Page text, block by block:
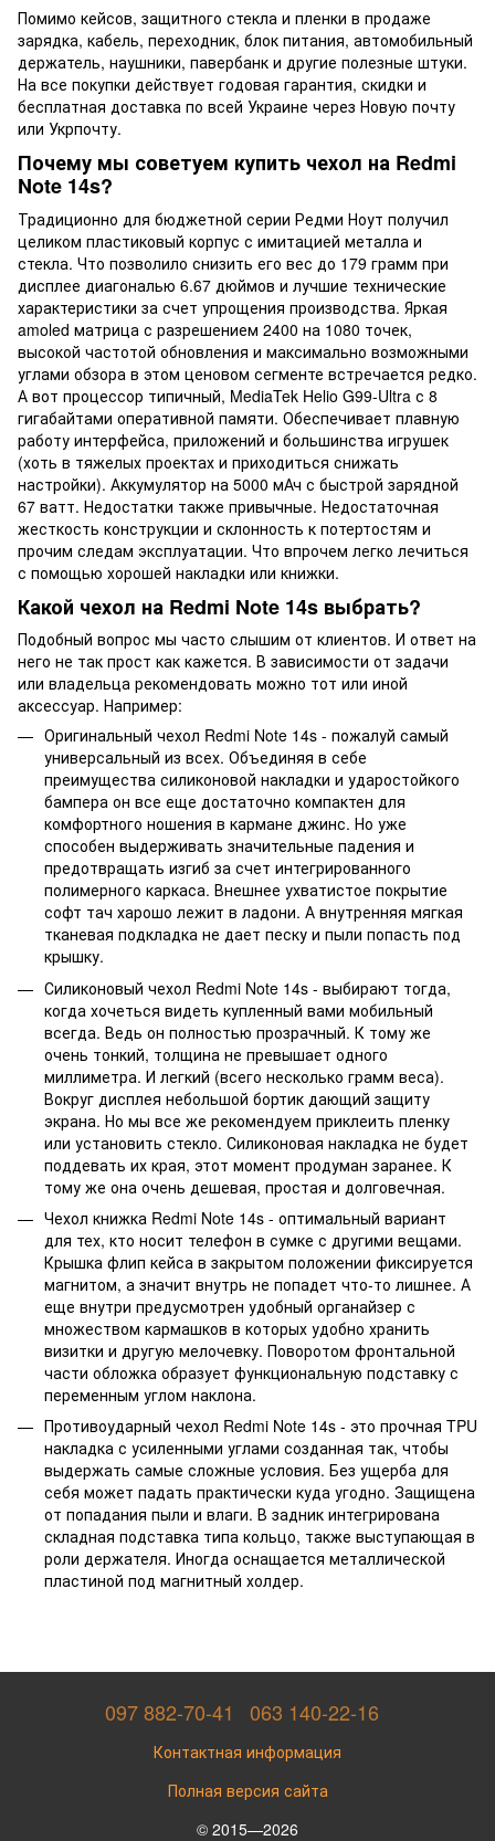
Помимо кейсов, защитного стекла и пленки в продаже
зарядка, кабель, переходник, блок питания, автомобильный
держатель, наушники, павербанк и другие полезные штуки.
На все покупки действует годовая гарантия, скидки и
бесплатная доставка по всей Украине через Новую почту
или Укрпочту.
Почему мы советуем купить чехол на Redmi
Note 14s?
Традиционно для бюджетной серии Редми Ноут получил
целиком пластиковый корпус с имитацией металла и
стекла. Что позволило снизить его вес до 179 грамм при
дисплее диагональю 6.67 дюймов и лучшие технические
характеристики за счет упрощения производства. Яркая
amoled матрица с разрешением 2400 на 1080 точек,
высокой частотой обновления и максимально возможными
углами обзора в этом ценовом сегменте встречается редко.
А вот процессор типичный, MediaTek Helio G99-Ultra с 8
гигабайтами оперативной памяти. Обеспечивает плавную
работу интерфейса, приложений и большинства игрушек
(хоть в тяжелых проектах и приходиться снижать
настройки). Аккумулятор на 5000 мАч с быстрой зарядной
67 ватт. Недостатки также привычные. Недостаточная
жесткость конструкции и склонность к потертостям и
прочим следам эксплуатации. Что впрочем легко лечиться
с помощью хорошей накладки или книжки.
Какой чехол на Redmi Note 14s выбрать?
Подобный вопрос мы часто слышим от клиентов. И ответ на
него не так прост как кажется. В зависимости от задачи
или владельца рекомендовать можно тот или иной
аксессуар. Например:
Оригинальный чехол Redmi Note 14s - пожалуй самый
универсальный из всех. Объединяя в себе
преимущества силиконовой накладки и ударостойкого
бампера он все еще достаточно компактен для
комфортного ношения в кармане джинс. Но уже
способен выдерживать значительные падения и
предотвращать изгиб за счет интегрированного
полимерного каркаса. Внешнее ухватистое покрытие
софт тач харошо лежит в ладони. А внутренняя мягкая
тканевая подкладка не дает песку и пыли попасть под
крышку.
Силиконовый чехол Redmi Note 14s - выбирают тогда,
когда хочеться видеть купленный вами мобильный
всегда. Ведь он полностью прозрачный. К тому же
очень тонкий, толщина не превышает одного
миллиметра. И легкий (всего несколько грамм веса).
Вокруг дисплея небольшой бортик дающий защиту
экрана. Но мы все же рекомендуем приклеить пленку
или установить стекло. Силиконовая накладка не будет
поддевать их края, этот момент продуман заранее. К
тому же она очень дешевая, простая и долговечная.
Чехол книжка Redmi Note 14s - оптимальный вариант
для тех, кто носит телефон в сумке с другими вещами.
Крышка флип кейса в закрытом положении фиксируется
магнитом, а значит внутрь не попадет что-то лишнее. А
еще внутри предусмотрен удобный органайзер с
множеством кармашков в которых удобно хранить
визитки и другую мелочевку. Поворотом фронтальной
части обложка образует функциональную подставку с
переменным углом наклона.
Противоударный чехол Redmi Note 14s - это прочная TPU
накладка с усиленными углами созданная так, чтобы
выдержать самые сложные условия. Без ущерба для
себя может падать практически куда угодно. Защищена
от попадания пыли и влаги. В задник интегрирована
складная подставка типа кольцо, также выступающая в
роли держателя. Иногда оснащается металлической
пластиной под магнитный холдер.
097 882-70-41 063 140-22-16
Контактная информация
Полная версия сайта
© 2015—2026